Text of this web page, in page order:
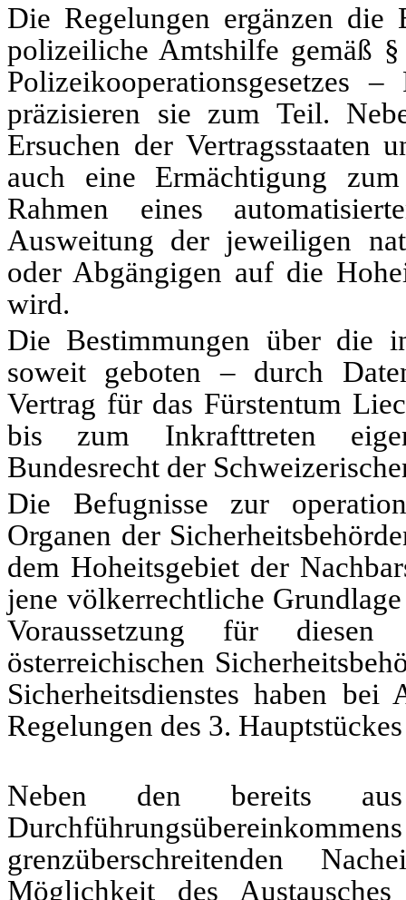
Die Regelungen ergänzen die
polizeiliche Amtshilfe gemäß
präzisieren sie zum Teil.
Ersuchen der Vertragsstaaten
auch eine Ermächtigung
Rahmen eines
Ausweitung der jeweiligen
oder Abgängigen auf die
wird.
Die Bestimmungen über die
soweit geboten – durch
Vertrag für das Fürstentum
bis zum Inkrafttreten
Bundesrecht der
Die Befugnisse zur
Organen der
dem Hoheitsgebiet der
jene völkerrechtliche
Voraussetzung für diesen
österreichischen
Sicherheitsdienstes haben
Regelungen des 3.
Neben den bereits aus
grenzüberschreitenden
Möglichkeit des